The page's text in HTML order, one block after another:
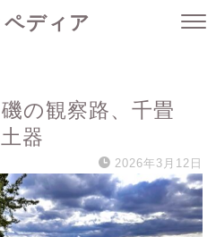
ディア
の観察路、千畳
器
2026年3月12日